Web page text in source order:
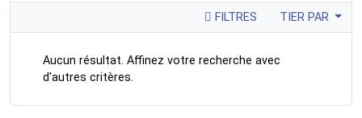
FILTRES TIER PAR
Aucun résultat. Affinez votre recherche avec
d'autres critères.